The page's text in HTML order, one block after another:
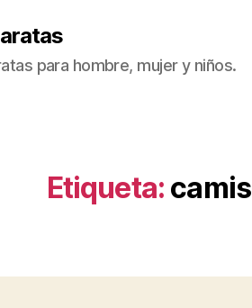
para hombre, mujer y niños.
Etiqueta: